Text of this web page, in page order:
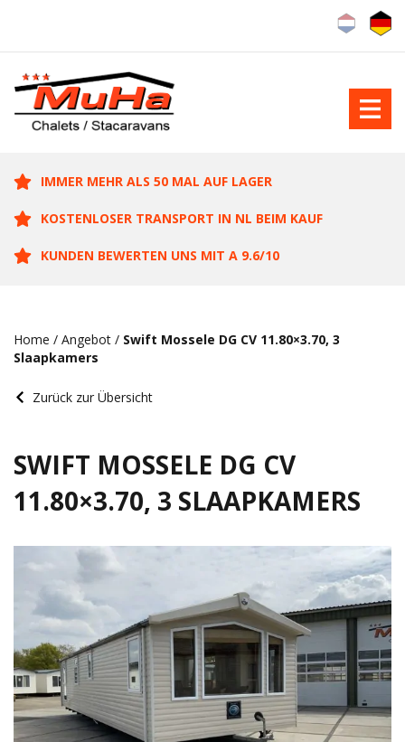
IMMER MEHR ALS 50 MAL AUF LAGER
KOSTENLOSER TRANSPORT IN NL BEIM KAUF
KUNDEN BEWERTEN UNS MIT A 9.6/10
Home / Angebot / Swift Mossele DG CV 11.80×3.70, 3
Slaapkamers
Zurück zur Übersicht
SWIFT MOSSELE DG CV
11.80×3.70, 3 SLAAPKAMERS